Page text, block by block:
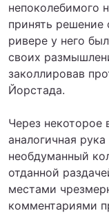
непоколебимого
принять решение
ривере у него
своих
заколлировав
Йорстада.
Через
аналогичная
необдуманный
отданной
местами
комментариями